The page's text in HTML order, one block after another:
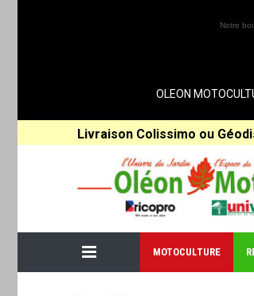
Notre
OLEON
Livraison Colissimo ou
MOTOCULTURE